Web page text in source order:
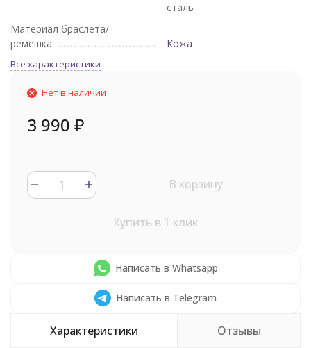
сталь
Материал браслета/
ремешка
Кожа
Все характеристики
Нет в наличии
3 990 ₽
В корзину
Купить в 1 клик
Написать в Whatsapp
Написать в Telegram
Характеристики Отзывы